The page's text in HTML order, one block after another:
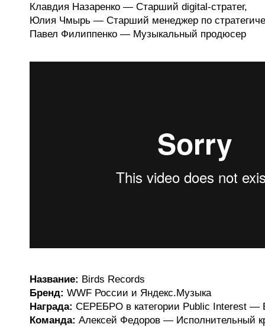
Клавдия Назаренко — Cтарший digital-стратег,
Юлия Чмырь — Cтарший менеджер по
Павел Филиппенко — Музыкальный продюсер
Название: Birds Records
Бренд: WWF России и Яндекс.Музыка
Награда: СЕРЕБРО в категории Public Interest —
Команда: Алексей Федоров — Исполнительный